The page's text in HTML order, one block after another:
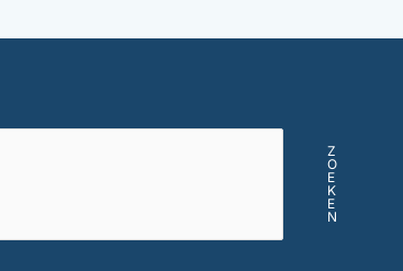
Z
O
E
K
E
N